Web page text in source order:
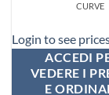
CURVE
Login to see
ACCEDI
VEDERE I
E